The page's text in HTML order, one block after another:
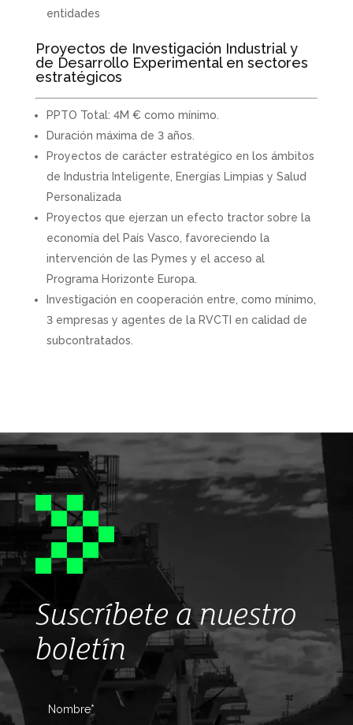
entidades
Proyectos de Investigación Industrial y
de Desarrollo Experimental en sectores
estratégicos
PPTO Total: 4M € como mínimo.
Duración máxima de 3 años.
Proyectos de carácter estratégico en los ámbitos
de Industria Inteligente, Energías Limpias y Salud
Personalizada
Proyectos que ejerzan un efecto tractor sobre la
economía del País Vasco, favoreciendo la
intervención de las Pymes y el acceso al
Programa Horizonte Europa.
Investigación en cooperación entre, como mínimo,
3 empresas y agentes de la RVCTI en calidad de
subcontratados.
Suscríbete a nuestro
boletín